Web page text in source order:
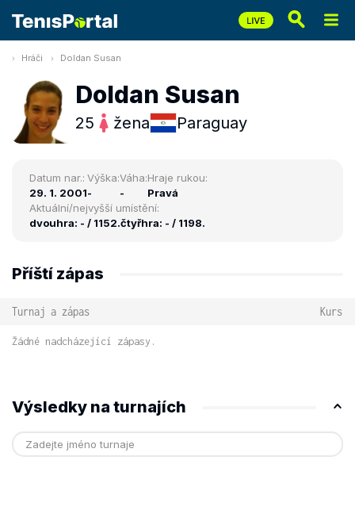
Hráči Doldan Susan
Doldan Susan
25 žena Paraguay
Datum nar.:
29. 1. 2001
Výška:
-
Váha:
-
Hraje rukou:
Pravá
Aktuální/nejvyšší umístění:
dvouhra: - / 1152.čtyřhra: - / 1198.
Příští zápas
Turnaj a zápas Kurs
Žádné nadcházející zápasy.
Výsledky na turnajích